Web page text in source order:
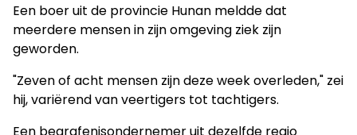
Een boer uit de provincie Hunan meldde dat
meerdere mensen in zijn omgeving ziek zijn
geworden.
"Zeven of acht mensen zijn deze week overleden," zei
hij, variërend van veertigers tot tachtigers.
Een begrafenisondernemer uit dezelfde regio